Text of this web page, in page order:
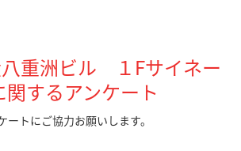
重洲ビル １Fサイネー
関するアンケート
ートにご協力お願いします。